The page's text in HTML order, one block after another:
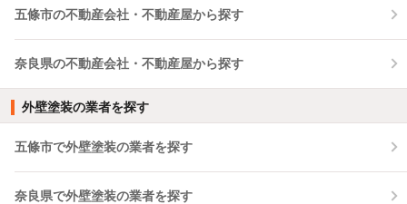
五條市の不動産会社・不動産屋から探す
奈良県の不動産会社・不動産屋から探す
外壁塗装の業者を探す
五條市で外壁塗装の業者を探す
奈良県で外壁塗装の業者を探す